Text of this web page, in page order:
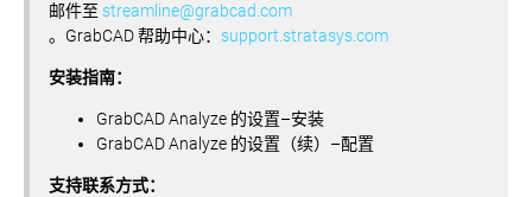
邮件至 streamline@grabcad.com
。GrabCAD 帮助中心： support.stratasys.com
安装指南：
GrabCAD Analyze 的设置–安装
GrabCAD Analyze 的设置（续）–配置
支持联系方式：